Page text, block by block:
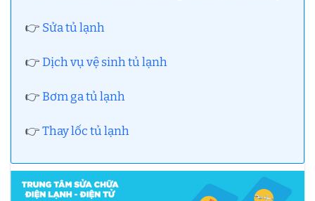
👉 Sửa tủ lạnh
👉Dịch vụ vệ sinh tủ lạnh
👉Bơm ga tủ lạnh
👉Thay lốc tủ lạnh